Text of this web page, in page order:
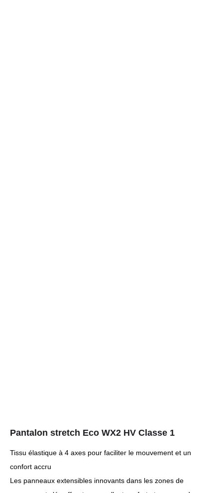
Pantalon stretch Eco WX2 HV Classe 1
Tissu élastique à 4 axes pour faciliter le mouvement et un
confort accru
Les panneaux extensibles innovants dans les zones de